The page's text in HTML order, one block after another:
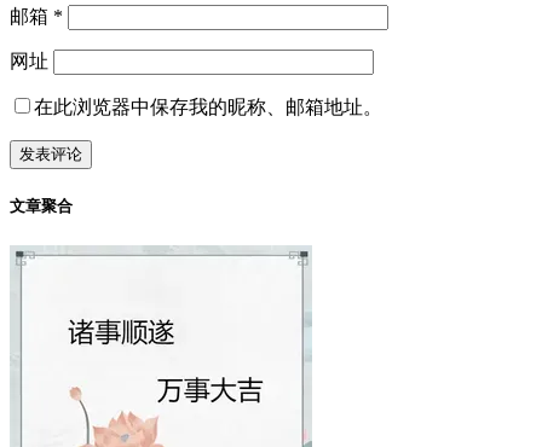
邮箱 *
网址
在此浏览器中保存我的昵称、邮箱地址。
文章聚合